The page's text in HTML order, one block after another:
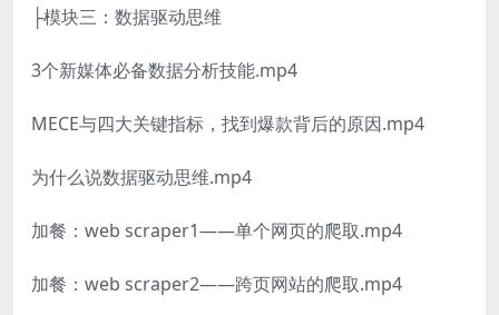
├模块三：数据驱动思维
3个新媒体必备数据分析技能.mp4
MECE与四大关键指标，找到爆款背后的原因.mp4
为什么说数据驱动思维.mp4
加餐：web scraper1——单个网页的爬取.mp4
加餐：web scraper2——跨页网站的爬取.mp4